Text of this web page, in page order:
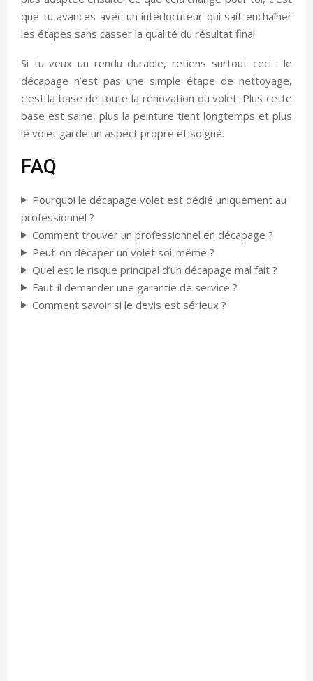
que tu avances avec un interlocuteur qui sait enchaîner
les étapes sans casser la qualité du résultat final.
Si tu veux un rendu durable, retiens surtout ceci : le
décapage n’est pas une simple étape de nettoyage,
c’est la base de toute la rénovation du volet. Plus cette
base est saine, plus la peinture tient longtemps et plus
le volet garde un aspect propre et soigné.
FAQ
Pourquoi le décapage volet est dédié uniquement au
professionnel ?
Comment trouver un professionnel en décapage ?
Peut-on décaper un volet soi-même ?
Quel est le risque principal d’un décapage mal fait ?
Faut-il demander une garantie de service ?
Comment savoir si le devis est sérieux ?